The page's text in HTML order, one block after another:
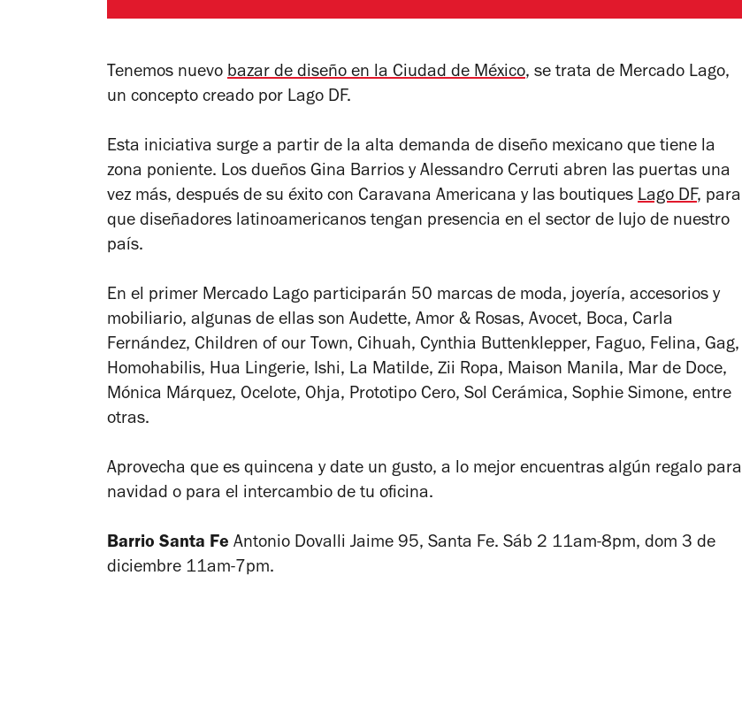
Tenemos nuevo bazar de diseño en la Ciudad de México, se trata de Mercado Lago,
un concepto creado por Lago DF.
Esta iniciativa surge a partir de la alta demanda de diseño mexicano que tiene la
zona poniente. Los dueños Gina Barrios y Alessandro Cerruti abren las puertas una
vez más, después de su éxito con Caravana Americana y las boutiques Lago DF, para
que diseñadores latinoamericanos tengan presencia en el sector de lujo de nuestro
país.
En el primer Mercado Lago participarán 50 marcas de moda, joyería, accesorios y
mobiliario, algunas de ellas son Audette, Amor & Rosas, Avocet, Boca, Carla
Fernández, Children of our Town, Cihuah, Cynthia Buttenklepper, Faguo, Felina, Gag,
Homohabilis, Hua Lingerie, Ishi, La Matilde, Zii Ropa, Maison Manila, Mar de Doce,
Mónica Márquez, Ocelote, Ohja, Prototipo Cero, Sol Cerámica, Sophie Simone, entre
otras.
Aprovecha que es quincena y date un gusto, a lo mejor encuentras algún regalo para
navidad o para el intercambio de tu oficina.
Barrio Santa Fe Antonio Dovalli Jaime 95, Santa Fe. Sáb 2 11am-8pm, dom 3 de
diciembre 11am-7pm.